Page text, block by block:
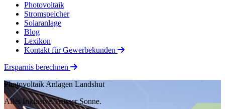
Photovoltaik
Stromspeicher
Solaranlage
Blog
Lexikon
Kontakt für Gewerbekunden
Ersparnis berechnen
Photovoltaik Anlagen Landshut
Alles Inklusive.Ausser Sonne.